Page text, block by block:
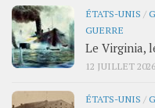
ÉTATS-UNIS /
GUERRE
Le Virginia,
12 JUILLET 2026
ÉTATS-UNIS /